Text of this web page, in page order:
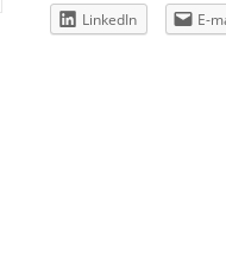
LinkedIn
E-